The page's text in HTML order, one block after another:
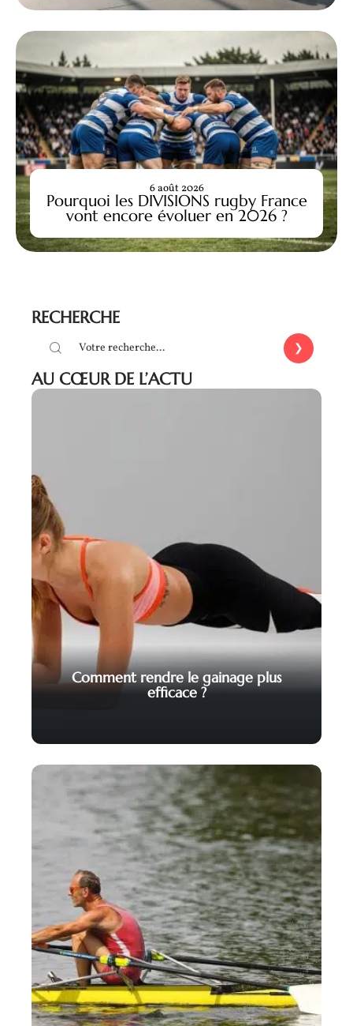
Pourquoi les DIVISIONS rugby France
vont encore évoluer en 2026 ?
6 août 2026
RECHERCHE
AU CŒUR DE L’ACTU
Comment rendre le gainage plus
efficace ?